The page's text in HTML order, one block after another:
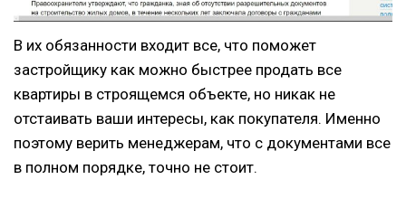
В их обязанности входит все, что поможет
застройщику как можно быстрее продать все
квартиры в строящемся объекте, но никак не
отстаивать ваши интересы, как покупателя. Именно
поэтому верить менеджерам, что с документами все
в полном порядке, точно не стоит.